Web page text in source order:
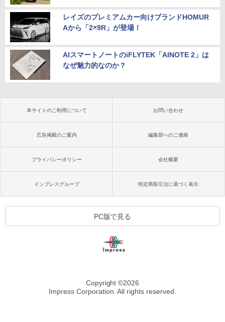
レイズのプレミアムカー向けブランドHOMUR
Aから「2×9R」が登場！
AIスマートノートのiFLYTEK「AINOTE 2」は
なぜ魅力的なのか？
本サイトのご利用について お問い合わせ
広告掲載のご案内 編集部へのご連絡
プライバシーポリシー 会社概要
インプレスグループ 特定商取引法に基づく表示
PC版で見る
Copyright ©2026
Impress Corporation. All rights reserved.